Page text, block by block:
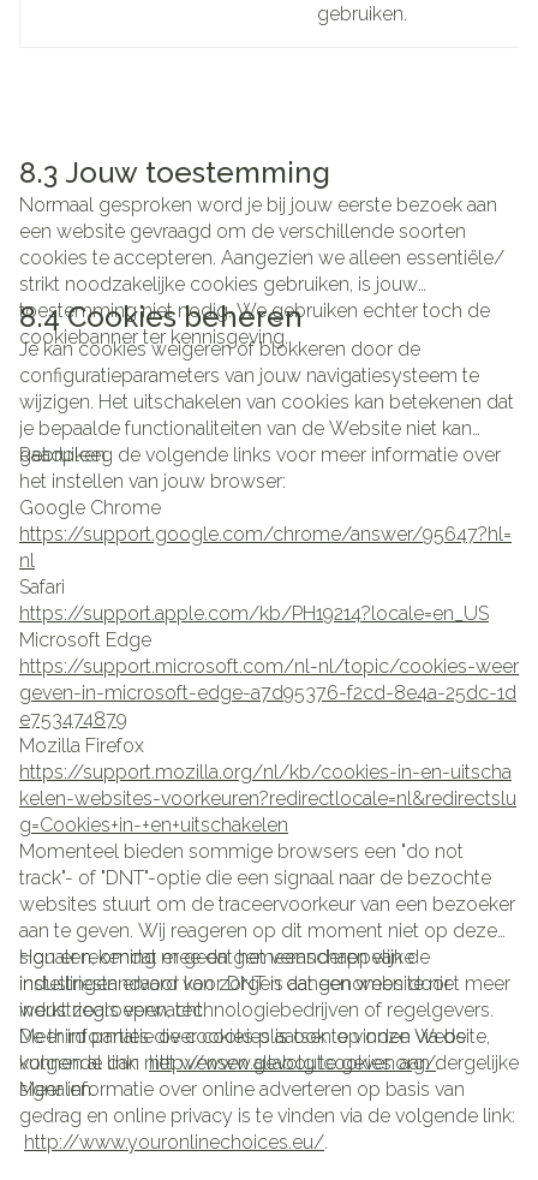
gebruiken.
8.3 Jouw toestemming
Normaal gesproken word je bij jouw eerste bezoek aan
een website gevraagd om de verschillende soorten
cookies te accepteren. Aangezien we alleen essentiële/
strikt noodzakelijke cookies gebruiken, is jouw
toestemming niet nodig. We gebruiken echter toch de
cookiebanner ter kennisgeving.
8.4 Cookies beheren
Je kan cookies weigeren of blokkeren door de
configuratieparameters van jouw navigatiesysteem te
wijzigen. Het uitschakelen van cookies kan betekenen dat
je bepaalde functionaliteiten van de Website niet kan
gebruiken.
Raadpleeg de volgende links voor meer informatie over
het instellen van jouw browser:
Google Chrome
https://support.google.com/chrome/answer/95647?hl=
nl
Safari
https://support.apple.com/kb/PH19214?locale=en_US
Microsoft Edge
https://support.microsoft.com/nl-nl/topic/cookies-weer
geven-in-microsoft-edge-a7d95376-f2cd-8e4a-25dc-1d
e753474879
Mozilla Firefox
https://support.mozilla.org/nl/kb/cookies-in-en-uitscha
kelen-websites-voorkeuren?redirectlocale=nl&redirectslu
g=Cookies+in-+en+uitschakelen
Momenteel bieden sommige browsers een "do not
track"- of "DNT"-optie die een signaal naar de bezochte
websites stuurt om de traceervoorkeur van een bezoeker
aan te geven. Wij reageren op dit moment niet op deze
signalen, omdat er geen gemeenschappelijke
industriestandaard voor DNT is aangenomen door
industriegroepen, technologiebedrijven of regelgevers.
De third parties die cookies plaatsen op onze Website,
kunnen al dan niet wensen gevolg te geven aan dergelijke
signalen.
Hou er rekening mee dat het veranderen van de
instellingen ervoor kan zorgen dat een website niet meer
werkt zoals verwacht.
Meer informatie over cookies is ook te vinden via de
volgende link:http://www.allaboutcookies.org/.
Meer informatie over online adverteren op basis van
gedrag en online privacy is te vinden via de volgende link:
http://www.youronlinechoices.eu/.